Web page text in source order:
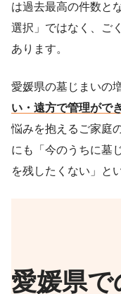
は過去最高の件数と
選択」ではなく、ご
あります。
愛媛県の墓じまいの
い・遠方で管理がで
悩みを抱えるご家庭
にも「今のうちに墓
を残したくない」と
愛媛県で